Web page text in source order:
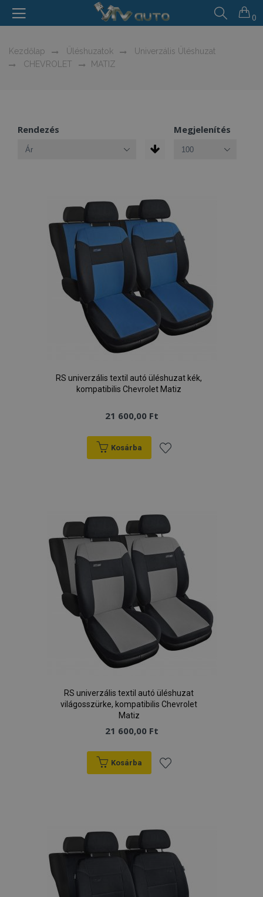
0
Kezdőlap Üléshuzatok
Univerzális Üléshuzat
CHEVROLET
MATIZ
Rendezés Megjelenítés
RS univerzális textil autó üléshuzat kék,
kompatibilis Chevrolet Matiz
21 600,00 Ft
Kosárba
kívánságlistához
RS univerzális textil autó üléshuzat
világosszürke, kompatibilis Chevrolet
Matiz
21 600,00 Ft
Kosárba
kívánságlistához